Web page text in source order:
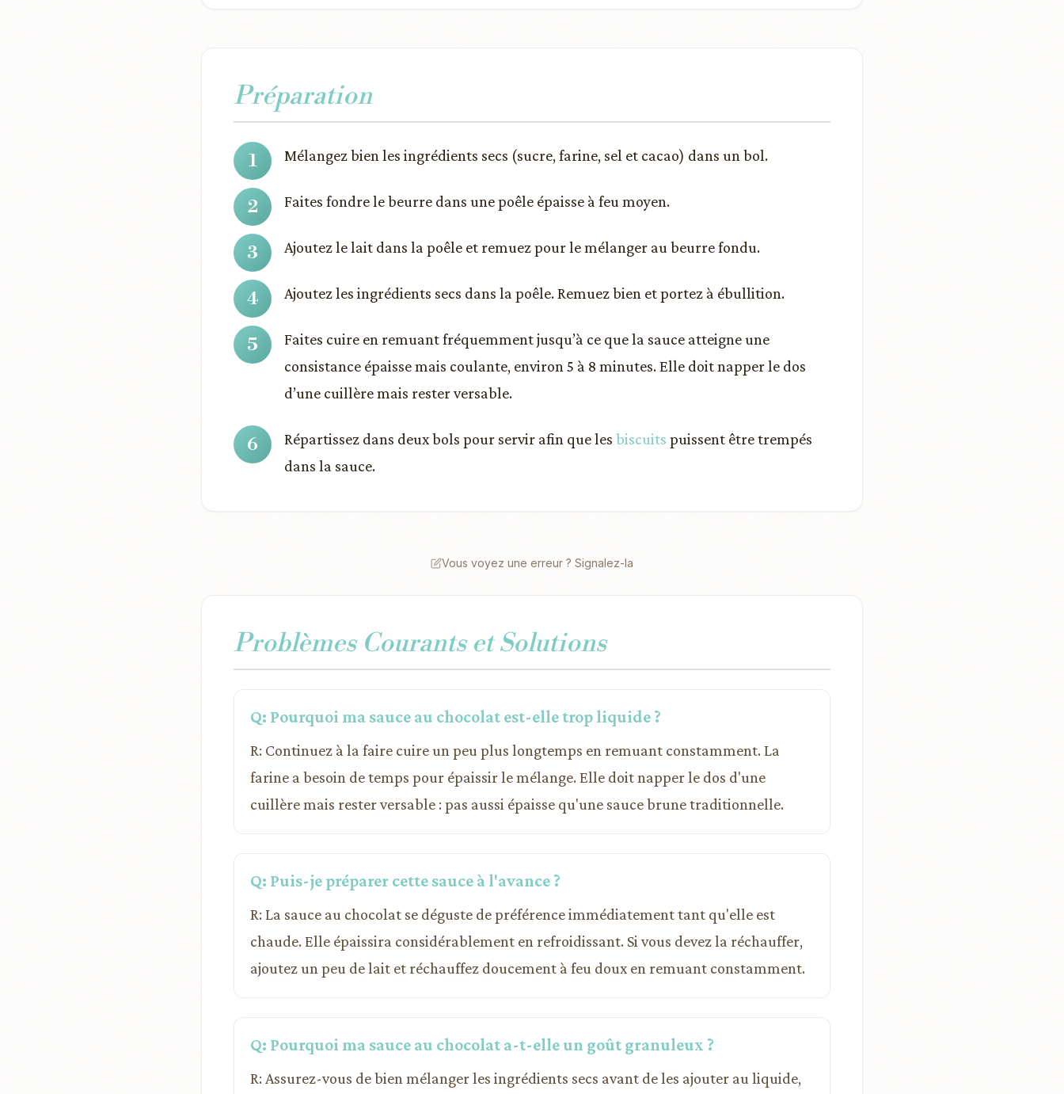
Préparation
Mélangez bien les ingrédients secs (sucre, farine, sel et cacao) dans un bol.
Faites fondre le beurre dans une poêle épaisse à feu moyen.
Ajoutez le lait dans la poêle et remuez pour le mélanger au beurre fondu.
Ajoutez les ingrédients secs dans la poêle. Remuez bien et portez à ébullition.
Faites cuire en remuant fréquemment jusqu’à ce que la sauce atteigne une
consistance épaisse mais coulante, environ 5 à 8 minutes. Elle doit napper le dos
d’une cuillère mais rester versable.
Répartissez dans deux bols pour servir afin que les biscuits puissent être trempés
dans la sauce.
Vous voyez une erreur ? Signalez-la
Problèmes Courants et Solutions
Q: Pourquoi ma sauce au chocolat est-elle trop liquide ?
R: Continuez à la faire cuire un peu plus longtemps en remuant constamment. La
farine a besoin de temps pour épaissir le mélange. Elle doit napper le dos d'une
cuillère mais rester versable : pas aussi épaisse qu'une sauce brune traditionnelle.
Q: Puis-je préparer cette sauce à l'avance ?
R: La sauce au chocolat se déguste de préférence immédiatement tant qu'elle est
chaude. Elle épaissira considérablement en refroidissant. Si vous devez la réchauffer,
ajoutez un peu de lait et réchauffez doucement à feu doux en remuant constamment.
Q: Pourquoi ma sauce au chocolat a-t-elle un goût granuleux ?
R: Assurez-vous de bien mélanger les ingrédients secs avant de les ajouter au liquide,